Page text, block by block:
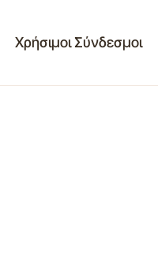
Χρήσιμοι Σύνδεσμοι